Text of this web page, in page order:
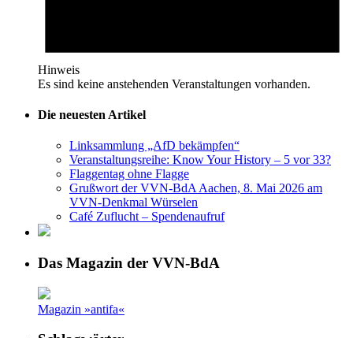
Hinweis
Es sind keine anstehenden Veranstaltungen vorhanden.
Die neuesten Artikel
Linksammlung „AfD bekämpfen“
Veranstaltungsreihe: Know Your History – 5 vor 33?
Flaggentag ohne Flagge
Grußwort der VVN-BdA Aachen, 8. Mai 2026 am
VVN-Denkmal Würselen
Café Zuflucht – Spendenaufruf
Das Magazin der VVN-BdA
Magazin »antifa«